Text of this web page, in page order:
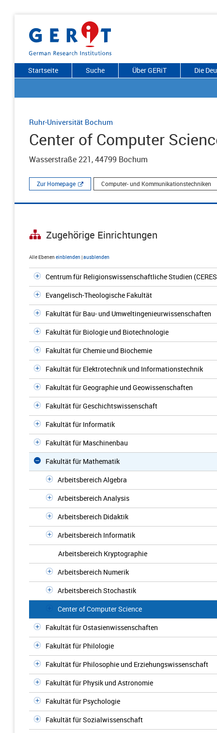
Startseite Suche Über GERiT Die
Ruhr-Universität Bochum
Center of Computer
Wasserstraße 221, 44799 Bochum
Zur Homepage Computer- und Kommunikationstechniken
Zugehörige Einrichtungen
Alle Ebenen einblenden |ausblenden
Centrum für Religionswissenschaftliche Studien
Evangelisch-Theologische Fakultät
Fakultät für Bau- und Umweltingenieurwissenschaften
Fakultät für Biologie und Biotechnologie
Fakultät für Chemie und Biochemie
Fakultät für Elektrotechnik und Informationstechnik
Fakultät für Geographie und Geowissenschaften
Fakultät für Geschichtswissenschaft
Fakultät für Informatik
Fakultät für Maschinenbau
Fakultät für Mathematik
Arbeitsbereich Algebra
Arbeitsbereich Analysis
Arbeitsbereich Didaktik
Arbeitsbereich Informatik
Arbeitsbereich Kryptographie
Arbeitsbereich Numerik
Arbeitsbereich Stochastik
Center of Computer Science
Fakultät für Ostasienwissenschaften
Fakultät für Philologie
Fakultät für Philosophie und Erziehungswissenschaft
Fakultät für Physik und Astronomie
Fakultät für Psychologie
Fakultät für Sozialwissenschaft